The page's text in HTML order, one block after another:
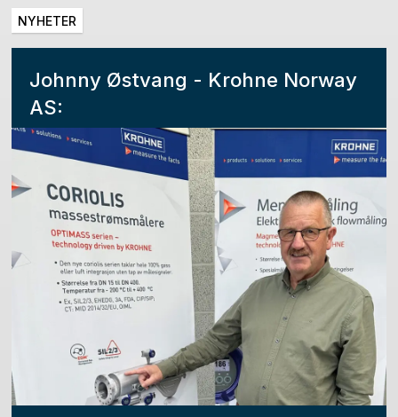
NYHETER
Johnny Østvang - Krohne Norway
AS: